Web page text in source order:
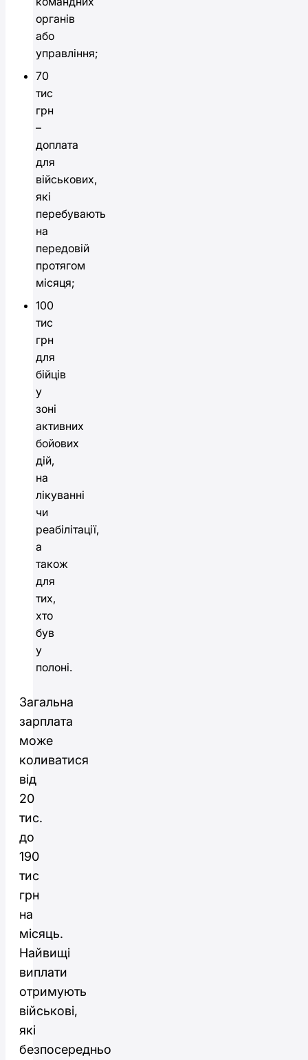
органів
або
управління;
70
тис
грн
–
доплата
для
військових,
які
перебувають
на
передовій
протягом
місяця;
100
тис
грн
для
бійців
у
зоні
активних
бойових
дій,
на
лікуванні
чи
реабілітації,
а
також
для
тих,
хто
був
у
полоні.
Загальна
зарплата
може
коливатися
від
20
тис.
до
190
тис
грн
на
місяць.
Найвищі
виплати
отримують
військові,
які
безпосередньо